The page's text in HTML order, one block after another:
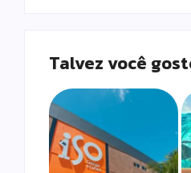
Talvez você